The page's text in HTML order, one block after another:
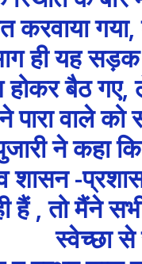
करवाया
ही यह
होकर बैठ
पारा वाले
ने
शासन -
हैं , तो मैंने
स्वेच्छा से